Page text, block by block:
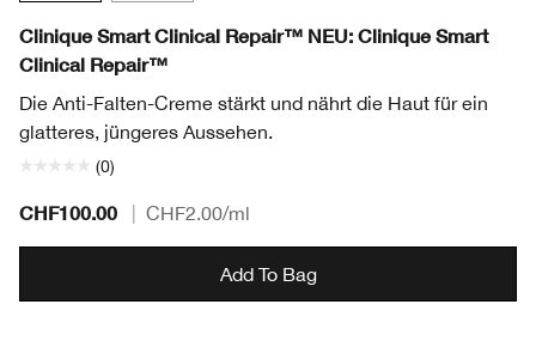
Clinique Smart Clinical Repair™ NEU: Clinique Smart
Clinical Repair™
Die Anti-Falten-Creme stärkt und nährt die Haut für ein
glatteres, jüngeres Aussehen.
(0)
CHF100.00 CHF2.00/ml
Add To Bag